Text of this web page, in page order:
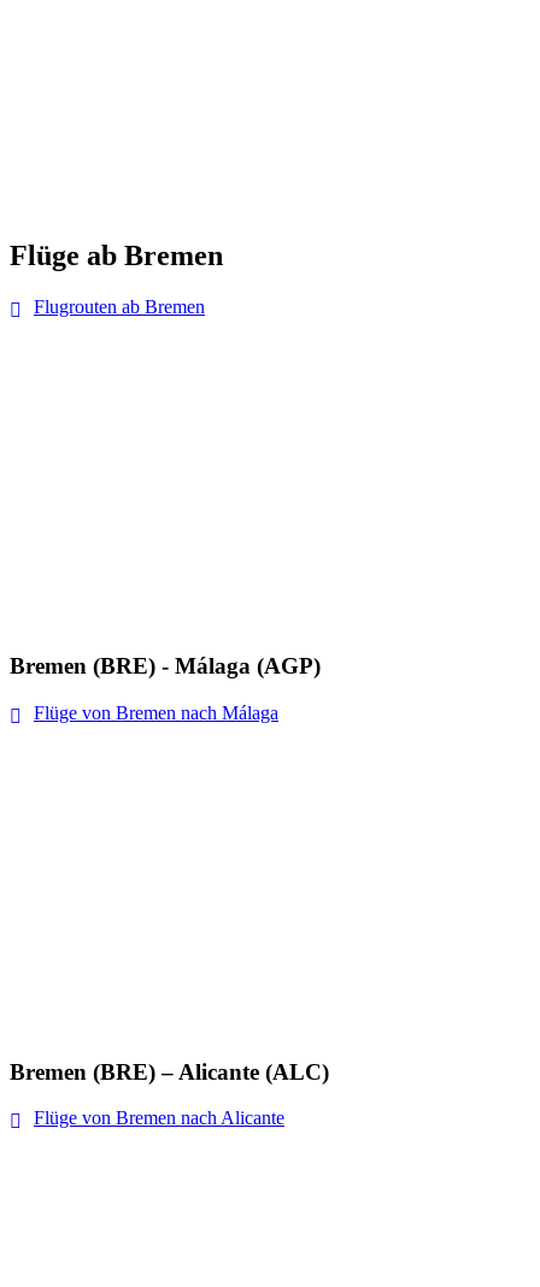
Flüge ab Bremen
Flugrouten ab Bremen
Bremen (BRE) - Málaga (AGP)
Flüge von Bremen nach Málaga
Bremen (BRE) – Alicante (ALC)
Flüge von Bremen nach Alicante